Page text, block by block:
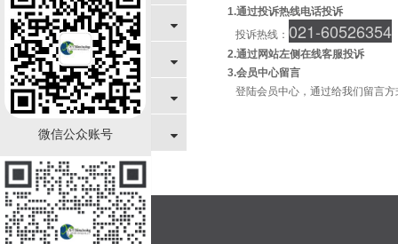
微信公众账号
购物指南
支付/配送方式
售后服务
关于我们
1.通过投诉热线电话投诉
投诉热线： 021-60526354
2.通过网站左侧在线客服投诉
3.会员中心留言
登陆会员中心，通过给我们留言